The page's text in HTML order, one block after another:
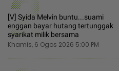
2
[V] Syida Melvin buntu...suami
enggan bayar hutang tertunggak
syarikat milik bersama
Khamis, 6 Ogos 2026 5:00 PM